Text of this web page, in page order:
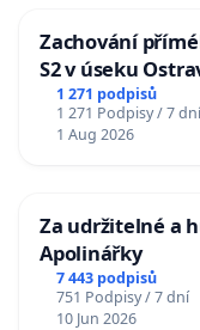
Zachování
S2 v úseku
u Jablunkova
1 271 podpisů
1 271 Podpisy / 7 dní
1 Aug 2026
Za udržitelné a
Apolinářky
7 443 podpisů
751 Podpisy / 7 dní
10 Jun 2026